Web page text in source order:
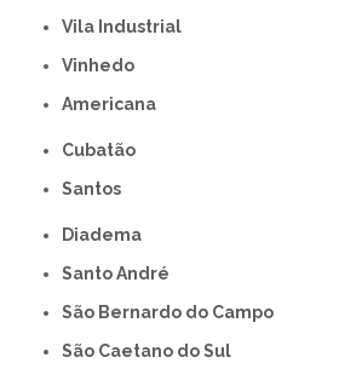
Vila Industrial
Vinhedo
americana
Cubatão
Santos
Diadema
Santo André
São Bernardo do Campo
São Caetano do Sul